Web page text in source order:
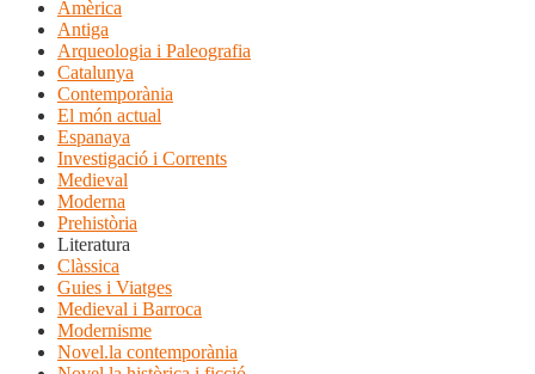
Amèrica
Antiga
Arqueologia i Paleografia
Catalunya
Contemporània
El món actual
Espanaya
Investigació i Corrents
Medieval
Moderna
Prehistòria
Literatura
Clàssica
Guies i Viatges
Medieval i Barroca
Modernisme
Novel.la contemporània